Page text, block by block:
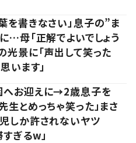
を書きなさい」息子の”ま
…母「正解でよいでしょう
光景に「声出して笑った
います」
へお迎えに→2歳息子を
とめっちゃ笑った」まさ
しか許されないヤツ
ぎるw」